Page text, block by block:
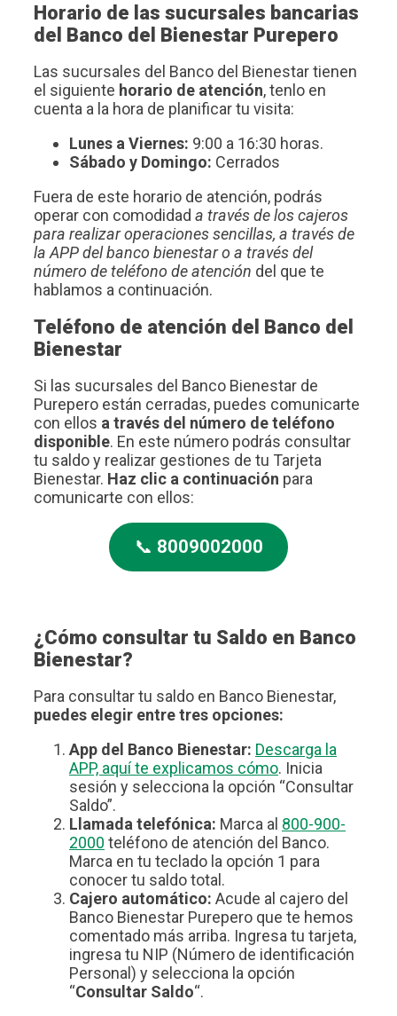
Horario de las sucursales bancarias
del Banco del Bienestar Purepero
Las sucursales del Banco del Bienestar tienen
el siguiente horario de atención, tenlo en
cuenta a la hora de planificar tu visita:
Lunes a Viernes: 9:00 a 16:30 horas.
Sábado y Domingo: Cerrados
Fuera de este horario de atención, podrás
operar con comodidad a través de los cajeros
para realizar operaciones sencillas, a través de
la APP del banco bienestar o a través del
número de teléfono de atención del que te
hablamos a continuación.
Teléfono de atención del Banco del
Bienestar
Si las sucursales del Banco Bienestar de
Purepero están cerradas, puedes comunicarte
con ellos a través del número de teléfono
disponible. En este número podrás consultar
tu saldo y realizar gestiones de tu Tarjeta
Bienestar. Haz clic a continuación para
comunicarte con ellos:
📞 8009002000
¿Cómo consultar tu Saldo en Banco
Bienestar?
Para consultar tu saldo en Banco Bienestar,
puedes elegir entre tres opciones:
App del Banco Bienestar: Descarga la
APP, aquí te explicamos cómo. Inicia
sesión y selecciona la opción “Consultar
Saldo”.
Llamada telefónica: Marca al 800-900-
2000 teléfono de atención del Banco.
Marca en tu teclado la opción 1 para
conocer tu saldo total.
Cajero automático: Acude al cajero del
Banco Bienestar Purepero que te hemos
comentado más arriba. Ingresa tu tarjeta,
ingresa tu NIP (Número de identificación
Personal) y selecciona la opción
“Consultar Saldo“.